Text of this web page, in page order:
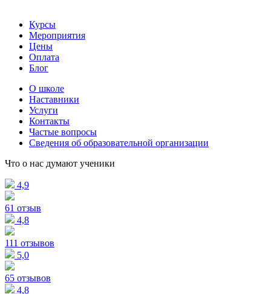
Курсы
Мероприятия
Цены
Оплата
Блог
О школе
Наставники
Услуги
Контакты
Частые вопросы
Сведения об образовательной организации
Что о нас думают ученики
4,9
61 отзыв
4,8
111 отзывов
5,0
65 отзывов
4,8